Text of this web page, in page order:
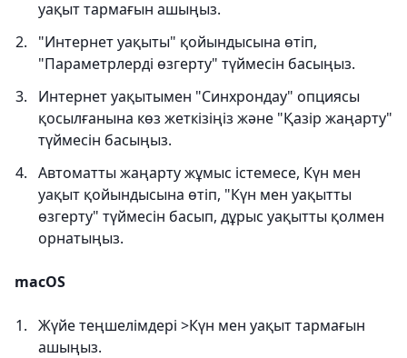
уақыт тармағын ашыңыз.
"Интернет уақыты" қойындысына өтіп,
"Параметрлерді өзгерту" түймесін басыңыз.
Интернет уақытымен "Синхрондау" опциясы
қосылғанына көз жеткізіңіз және "Қазір жаңарту"
түймесін басыңыз.
Автоматты жаңарту жұмыс істемесе, Күн мен
уақыт қойындысына өтіп, "Күн мен уақытты
өзгерту" түймесін басып, дұрыс уақытты қолмен
орнатыңыз.
macOS
Жүйе теңшелімдері >Күн мен уақыт тармағын
ашыңыз.